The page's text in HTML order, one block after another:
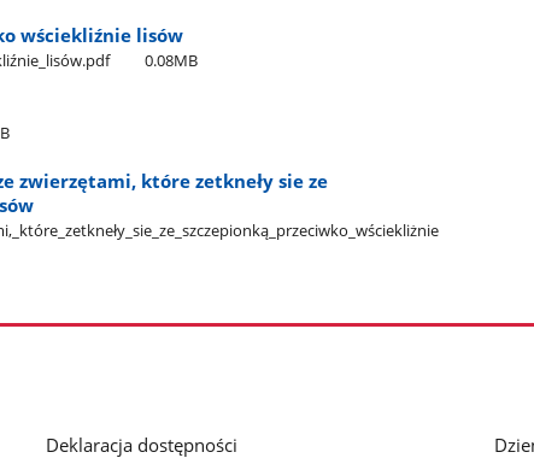
wściekliźnie lisów
0.08MB
zwierzętami, które zetkneły sie ze
Deklaracja dostępności